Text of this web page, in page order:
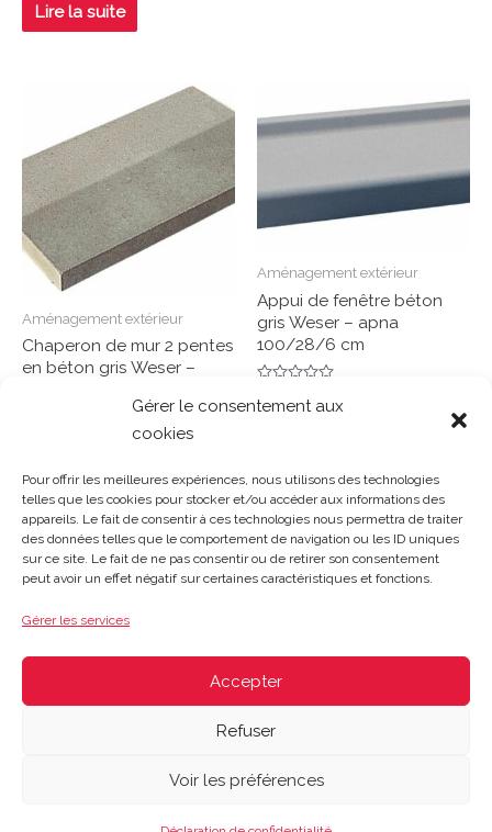
Gérer le consentement aux
cookies
Pour offrir les meilleures expériences, nous utilisons des technologies
telles que les cookies pour stocker et/ou accéder aux informations des
appareils. Le fait de consentir à ces technologies nous permettra de traiter
des données telles que le comportement de navigation ou les ID uniques
sur ce site. Le fait de ne pas consentir ou de retirer son consentement
peut avoir un effet négatif sur certaines caractéristiques et fonctions.
Gérer les services
Accepter
Refuser
Voir les préférences
sur
5
Lire la suite
Aménagement extérieur
Chaperon de mur 2 pentes
en béton gris Weser –
5
Aménagement extérieur
Appui de fenêtre béton
gris Weser – apna
100/28/6 cm
0 Lire la suite
Gosset Matériaux 2023 © Tous droits réservés |Mentions
Le samedi : 8h-12h